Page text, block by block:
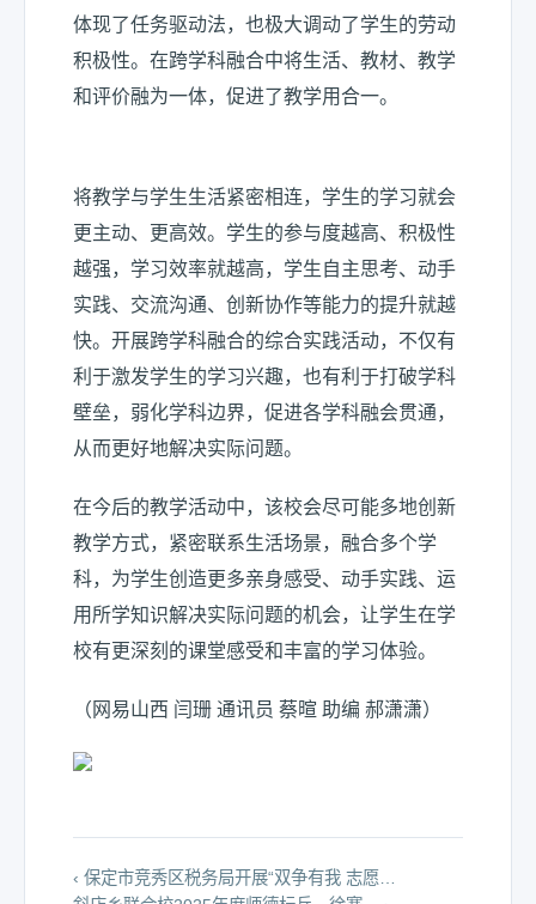
体现了任务驱动法，也极大调动了学生的劳动
积极性。在跨学科融合中将生活、教材、教学
和评价融为一体，促进了教学用合一。
将教学与学生生活紧密相连，学生的学习就会
更主动、更高效。学生的参与度越高、积极性
越强，学习效率就越高，学生自主思考、动手
实践、交流沟通、创新协作等能力的提升就越
快。开展跨学科融合的综合实践活动，不仅有
利于激发学生的学习兴趣，也有利于打破学科
壁垒，弱化学科边界，促进各学科融会贯通，
从而更好地解决实际问题。
在今后的教学活动中，该校会尽可能多地创新
教学方式，紧密联系生活场景，融合多个学
科，为学生创造更多亲身感受、动手实践、运
用所学知识解决实际问题的机会，让学生在学
校有更深刻的课堂感受和丰富的学习体验。
（网易山西 闫珊 通讯员 蔡暄 助编 郝潇潇）
‹ 保定市竞秀区税务局开展“双争有我 志愿…